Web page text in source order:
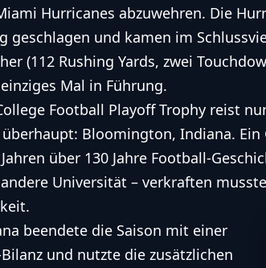
Hurricanes abzuwehren. Die
geschlagen und kamen im
(112 Rushing Yards, zwei
Mal in Führung.
Football Playoff Trophy reist
Bloomington, Indiana.
über 130 Jahre Football-
Universität – verkraften
beendete die Saison mit einer
Bilanz und nutzte die zusätzlichen